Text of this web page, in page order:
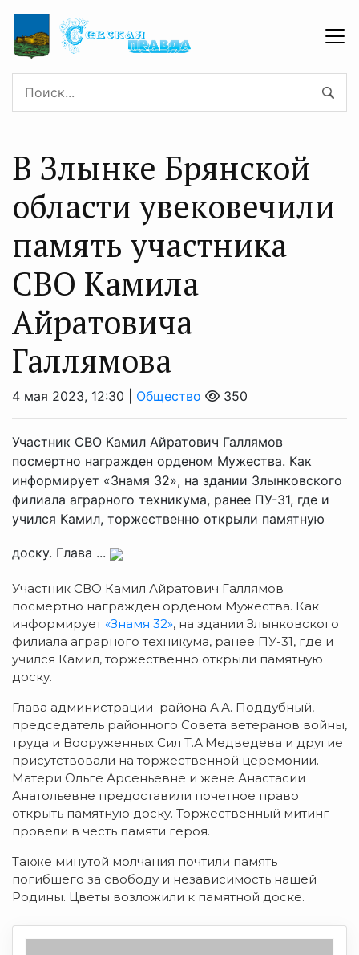
В Злынке Брянской
области увековечили
память участника
СВО Камила
Айратовича
Галлямова
4 мая 2023, 12:30 | Общество 350
Участник СВО Камил Айратович Галлямов
посмертно награжден орденом Мужества. Как
информирует «Знамя 32», на здании Злынковского
филиала аграрного техникума, ранее ПУ-31, где и
учился Камил, торжественно открыли памятную
доску. Глава ...
Участник СВО Камил Айратович Галлямов
посмертно награжден орденом Мужества. Как
информирует «Знамя 32», на здании Злынковского
филиала аграрного техникума, ранее ПУ-31, где и
учился Камил, торжественно открыли памятную
доску.
Глава администрации района А.А. Поддубный,
председатель районного Совета ветеранов войны,
труда и Вооруженных Сил Т.А.Медведева и другие
присутствовали на торжественной церемонии.
Матери Ольге Арсеньевне и жене Анастасии
Анатольевне предоставили почетное право
открыть памятную доску. Торжественный митинг
провели в честь памяти героя.
Также минутой молчания почтили память
погибшего за свободу и независимость нашей
Родины. Цветы возложили к памятной доске.